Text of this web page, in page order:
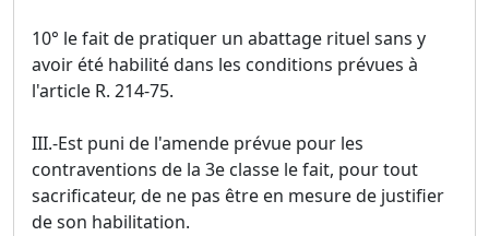
10° le fait de pratiquer un abattage rituel sans y
avoir été habilité dans les conditions prévues à
l'article R. 214-75.
III.-Est puni de l'amende prévue pour les
contraventions de la 3e classe le fait, pour tout
sacrificateur, de ne pas être en mesure de justifier
de son habilitation.